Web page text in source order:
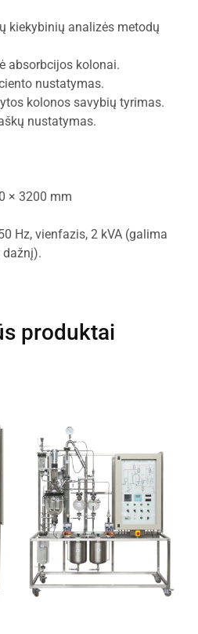
kiekybinių analizės metodų
absorbcijos kolonai.
nustatymas.
kolonos savybių tyrimas.
nustatymas.
× 3200 mm
Hz, vienfazis, 2 kVA (galima
produktai